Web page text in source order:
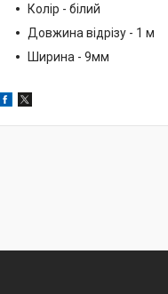
Колір - білий
Довжина відрізу - 1 м
Ширина - 9мм